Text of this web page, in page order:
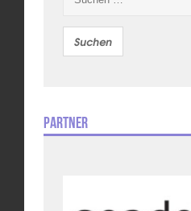
Partner